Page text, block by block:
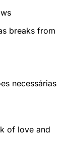
breaks from
necessárias
of love and